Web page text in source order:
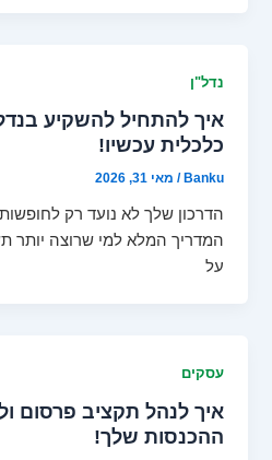
נדל"ן
איך להתחיל להשקיע
כלכלית עכשיו!
Banku
/ מאי 31, 2026
הדרכון שלך לא נועד רק
המדריך המלא למי שרוצה
על
עסקים
איך לנהל תקציב פרסום
ההכנסות שלך!